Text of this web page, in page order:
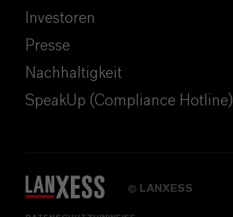
Investoren
Presse
Nachhaltigkeit
SpeakUp (Compliance Hotline)
© LANXESS